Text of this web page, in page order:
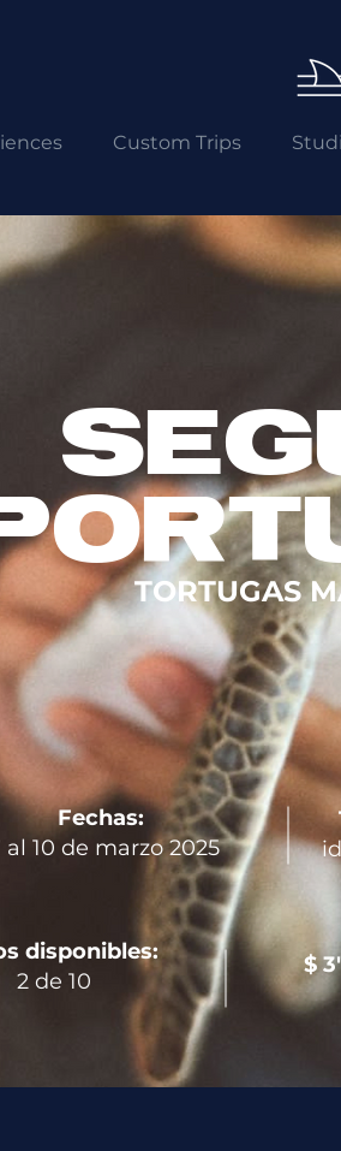
Custom Trips
TORTUGAS
Fechas:
al 10 de marzo 2025
disponibles:
2 de 10
$